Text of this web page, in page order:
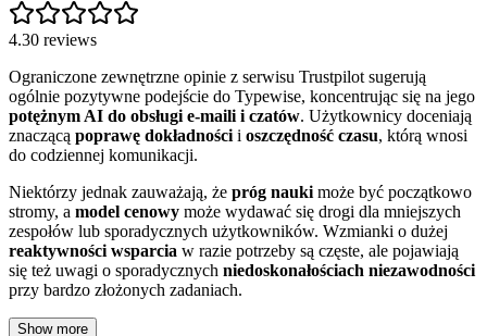
4.30 reviews
Ograniczone zewnętrzne opinie z serwisu Trustpilot sugerują
ogólnie pozytywne podejście do Typewise, koncentrując się na jego
potężnym AI do obsługi e-maili i czatów. Użytkownicy doceniają
znaczącą poprawę dokładności i oszczędność czasu, którą wnosi
do codziennej komunikacji.
Niektórzy jednak zauważają, że próg nauki może być początkowo
stromy, a model cenowy może wydawać się drogi dla mniejszych
zespołów lub sporadycznych użytkowników. Wzmianki o dużej
reaktywności wsparcia w razie potrzeby są częste, ale pojawiają
się też uwagi o sporadycznych niedoskonałościach niezawodności
przy bardzo złożonych zadaniach.
Show more